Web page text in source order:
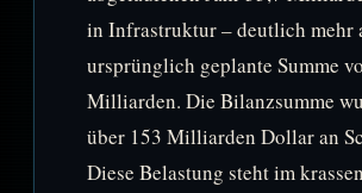
in Infrastruktur – deutlich mehr
ursprünglich geplante Summe
Milliarden. Die Bilanzsumme
über 153 Milliarden Dollar an
Diese Belastung steht im